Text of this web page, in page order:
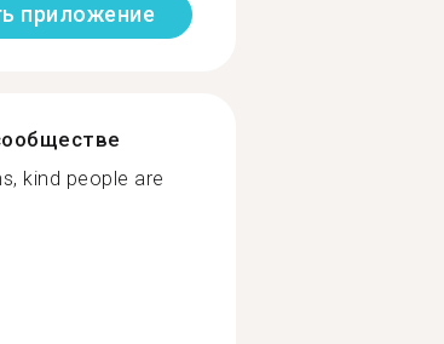
приложение
kind people are